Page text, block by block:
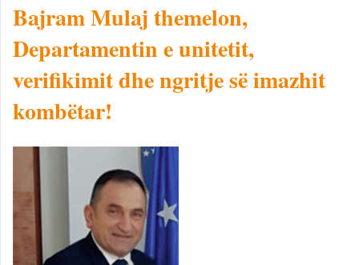
Bajram Mulaj themelon,
Departamentin e unitetit,
verifikimit dhe ngritje së imazhit
kombëtar!